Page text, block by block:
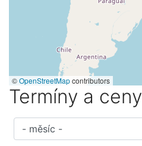
©OpenStreetMapcontributors
Termíny a ceny